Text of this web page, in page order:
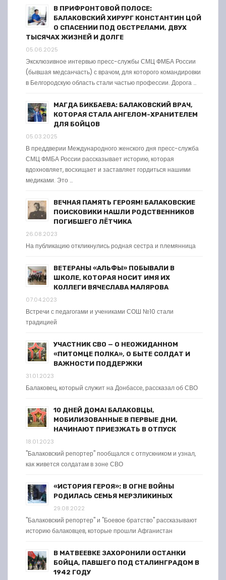
В ПРИФРОНТОВОЙ ПОЛОСЕ:
БАЛАКОВСКИЙ ХИРУРГ КОНСТАНТИН ЦОЙ
О СПАСЕНИИ ПОД ОБСТРЕЛАМИ, ДВУХ
ТЫСЯЧАХ ЖИЗНЕЙ И ДОЛГЕ
05.06.2025
Эксклюзивное интервью пресс-службы СМЦ ФМБА России
(бывшая медсанчасть) с врачом, для которого командировки
в Белгородскую область стали частью профессии. Дорога …
МАГДА БИКБАЕВА: БАЛАКОВСКИЙ ВРАЧ,
КОТОРАЯ СТАЛА АНГЕЛОМ-ХРАНИТЕЛЕМ
ДЛЯ БОЙЦОВ
05.03.2025
В преддверии Международного женского дня пресс-служба
СМЦ ФМБА России рассказывает историю, которая
вдохновляет, восхищает и заставляет гордиться нашими
медиками. Это …
ВЕЧНАЯ ПАМЯТЬ ГЕРОЯМ! БАЛАКОВСКИЕ
ПОИСКОВИКИ НАШЛИ РОДСТВЕННИКОВ
ПОГИБШЕГО ЛЁТЧИКА
26.08.2023
На публикацию откликнулись родная сестра и племянница
ВЕТЕРАНЫ «АЛЬФЫ» ПОБЫВАЛИ В
ШКОЛЕ, КОТОРАЯ НОСИТ ИМЯ ИХ
КОЛЛЕГИ ВЯЧЕСЛАВА МАЛЯРОВА
07.04.2023
Встречи с педагогами и учениками СОШ №10 стали
традицией
УЧАСТНИК СВО — О НЕОЖИДАННОМ
«ПИТОМЦЕ ПОЛКА», О БЫТЕ СОЛДАТ И
ВАЖНОСТИ ПОДДЕРЖКИ
31.01.2023
Балаковец, который служит на Донбассе, рассказал об СВО
10 ДНЕЙ ДОМА! БАЛАКОВЦЫ,
МОБИЛИЗОВАННЫЕ В ПЕРВЫЕ ДНИ,
НАЧИНАЮТ ПРИЕЗЖАТЬ В ОТПУСК
18.01.2023
"Балаковский репортер" пообщался с отпускником и узнал,
как живется солдатам в зоне СВО
«ИСТОРИЯ ГЕРОЯ»: В ОГНЕ ВОЙНЫ
РОДИЛАСЬ СЕМЬЯ МЕРЗЛИКИНЫХ
29.08.2022
"Балаковский репортер" и "Боевое братство" рассказывают
историю балаковцев, которые прошли Афганистан
В МАТВЕЕВКЕ ЗАХОРОНИЛИ ОСТАНКИ
БОЙЦА, ПАВШЕГО ПОД СТАЛИНГРАДОМ В
1942 ГОДУ